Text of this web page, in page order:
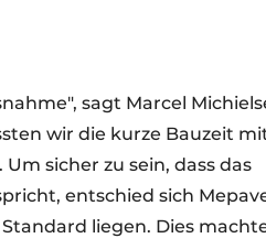
sagt Marcel
wir die kurze Bauzeit
sicher zu sein, dass das
entschied sich
liegen. Dies